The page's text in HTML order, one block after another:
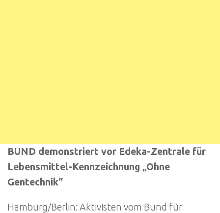
BUND demonstriert vor Edeka-Zentrale für
Lebensmittel-Kennzeichnung „Ohne
Gentechnik“
Hamburg/Berlin: Aktivisten vom Bund für